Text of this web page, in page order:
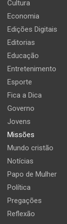
Cultura
Economia
Edições Digitais
Editorias
Educação
Entretenimento
Esporte
Fica a Dica
Governo
Jovens
Missões
Mundo cristão
Notícias
Papo de Mulher
Política
Pregações
Reflexão